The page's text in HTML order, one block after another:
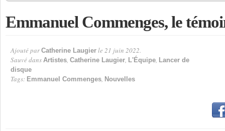
Emmanuel Commenges, le
Ajouté par Catherine Laugier le 21 juin 2022.
Sauvé dans Artistes, Catherine Laugier, L'Équipe, Lancer de
disque
Tags: Emmanuel Commenges, Nouvelles